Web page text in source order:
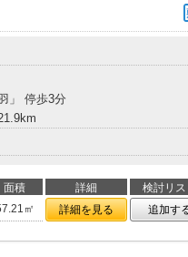
」 停歩3分
面積 詳細
検討リス
㎡ 詳細を見る 追加す